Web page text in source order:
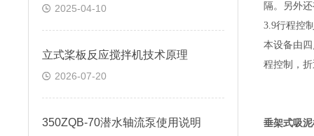
2025-04-10
立式桨板反应搅拌机技术原理
2026-07-20
350ZQB-70潜水轴流泵使用说明
隔。另外
3.9行程控
本设备由
程控制，
垂架式吸